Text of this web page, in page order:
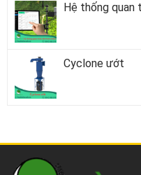
Hệ thống quan
Cyclone ướt